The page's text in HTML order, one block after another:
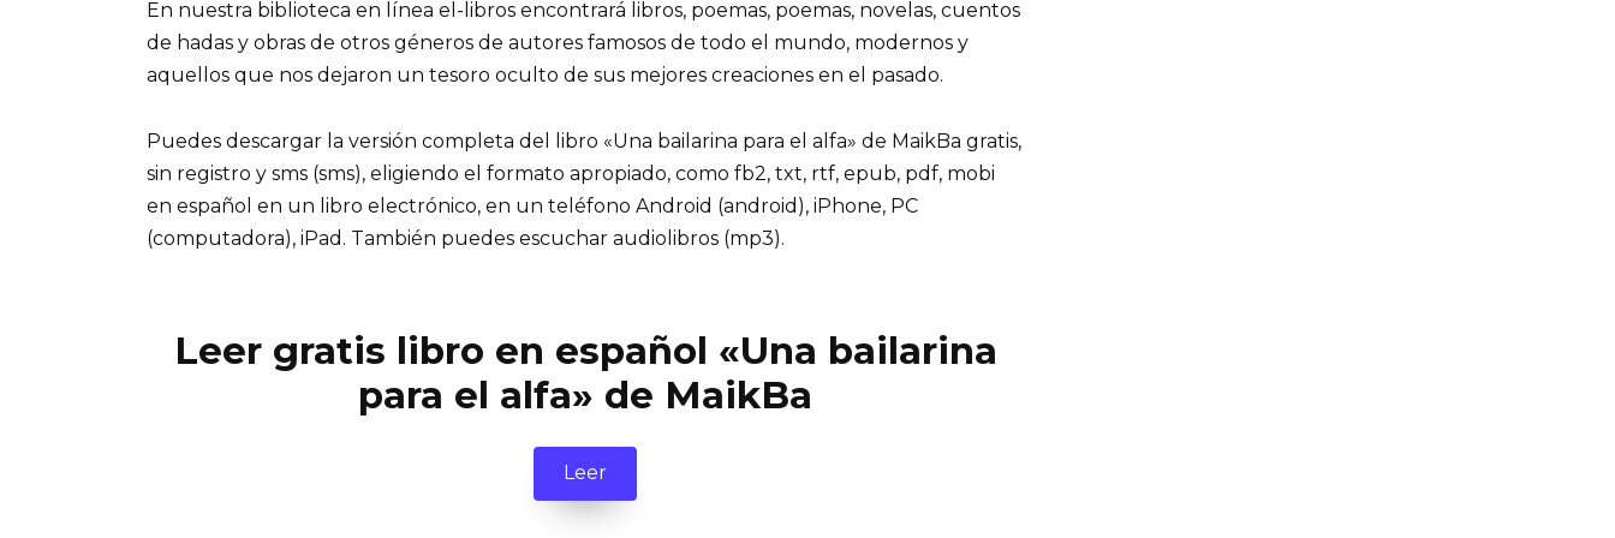
En nuestra biblioteca en línea el-libros encontrará libros, poemas, poemas, novelas, cuentos
de hadas y obras de otros géneros de autores famosos de todo el mundo, modernos y
aquellos que nos dejaron un tesoro oculto de sus mejores creaciones en el pasado.
Puedes descargar la versión completa del libro «Una bailarina para el alfa» de MaikBa gratis,
sin registro y sms (sms), eligiendo el formato apropiado, como fb2, txt, rtf, epub, pdf, mobi
en español en un libro electrónico, en un teléfono Android (android), iPhone, PC
(computadora), iPad. También puedes escuchar audiolibros (mp3).
Leer gratis libro en español «Una bailarina
para el alfa» de MaikBa
Leer